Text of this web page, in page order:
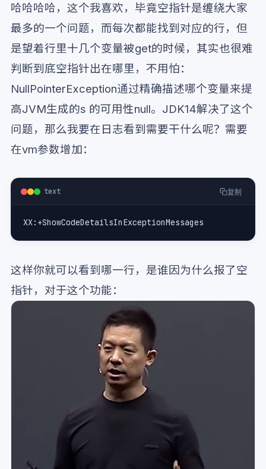
哈哈哈哈，这个我喜欢，毕竟空指针是缠绕大家
最多的一个问题，而每次都能找到对应的行，但
是望着行里十几个变量被get的时候，其实也很难
判断到底空指针出在哪里，不用怕：
NullPointerException通过精确描述哪个变量来提
高JVM生成的s 的可用性null。JDK14解决了这个
问题，那么我要在日志看到需要干什么呢？需要
在vm参数增加：
text 复制
XX:+ShowCodeDetailsInExceptionMessages
这样你就可以看到哪一行，是谁因为什么报了空
指针，对于这个功能：